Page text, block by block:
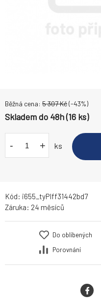
Běžná cena: 5 307Kč(-43%)
Skladem do 48h (16 ks)
- + ks
Kód: i655_tyPIff31442bd7
Záruka: 24 měsíců
Do oblíbených
Porovnání